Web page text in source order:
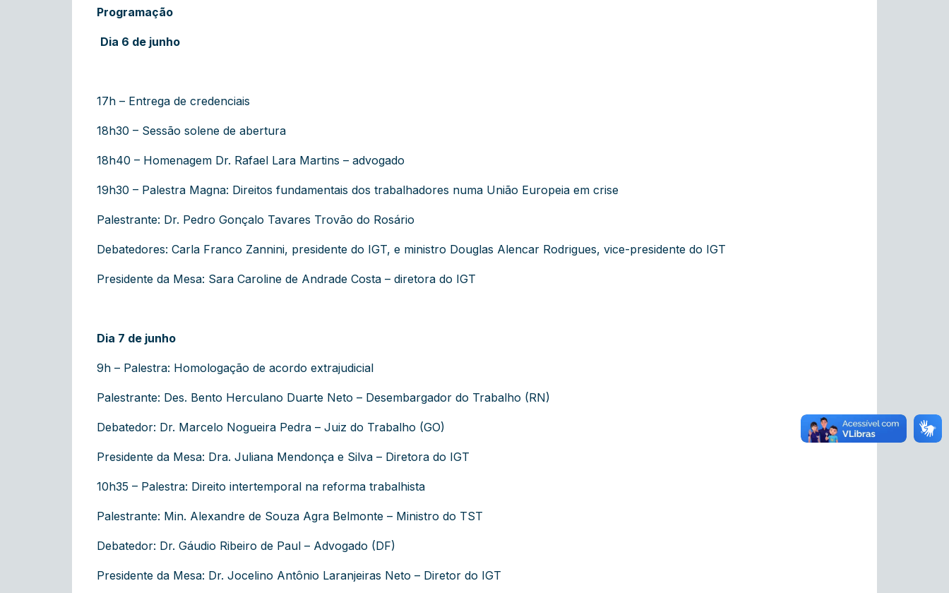
Programação
Dia 6 de junho
17h – Entrega de credenciais
18h30 – Sessão solene de abertura
18h40 – Homenagem Dr. Rafael Lara Martins – advogado
19h30 – Palestra Magna: Direitos fundamentais dos trabalhadores numa União Europeia em crise
Palestrante: Dr. Pedro Gonçalo Tavares Trovão do Rosário
Debatedores: Carla Franco Zannini, presidente do IGT, e ministro Douglas Alencar Rodrigues, vice-presidente do IGT
Presidente da Mesa: Sara Caroline de Andrade Costa – diretora do IGT
Dia 7 de junho
9h – Palestra: Homologação de acordo extrajudicial
Palestrante: Des. Bento Herculano Duarte Neto – Desembargador do Trabalho (RN)
Debatedor: Dr. Marcelo Nogueira Pedra – Juiz do Trabalho (GO)
Presidente da Mesa: Dra. Juliana Mendonça e Silva – Diretora do IGT
10h35 – Palestra: Direito intertemporal na reforma trabalhista
Palestrante: Min. Alexandre de Souza Agra Belmonte – Ministro do TST
Debatedor: Dr. Gáudio Ribeiro de Paul – Advogado (DF)
Presidente da Mesa: Dr. Jocelino Antônio Laranjeiras Neto – Diretor do IGT